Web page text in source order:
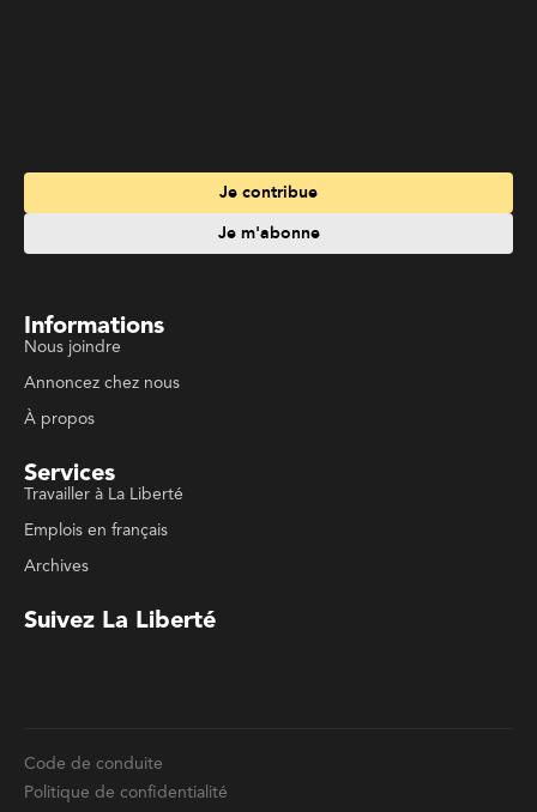
Informations
Services
Travailler à La Liberté
Emplois en français
Suivez La Liberté